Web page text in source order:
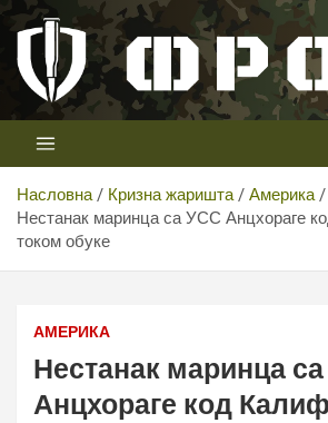
Скип
цонтент
Телевизија ФРОНТ
Први војни канал у Србији
Насловна Кризна жаришта
Америка
Нестанак маринца са УСС Анцхораге
током обуке
АМЕРИКА
Нестанак маринца
Анцхораге код